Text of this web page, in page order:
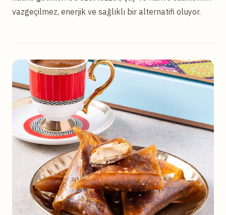
vazgeçilmez, enerjik ve sağlıklı bir alternatifi oluyor.